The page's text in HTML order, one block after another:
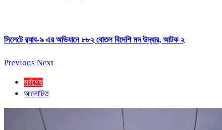
সিলেটে র‍্যাব-৯ এর অভিযানে ৮৮২ বোতল বিদেশি মদ উদ্ধার, আটক ২
Previous Next
সর্বশেষ
আলোচিত